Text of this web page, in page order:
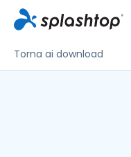
Torna ai download